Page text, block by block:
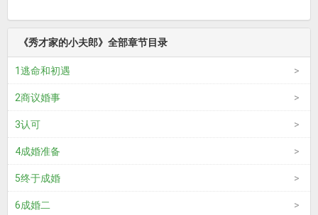
《秀才家的小夫郎》全部章节目录
1逃命和初遇
2商议婚事
3认可
4成婚准备
5终于成婚
6成婚二